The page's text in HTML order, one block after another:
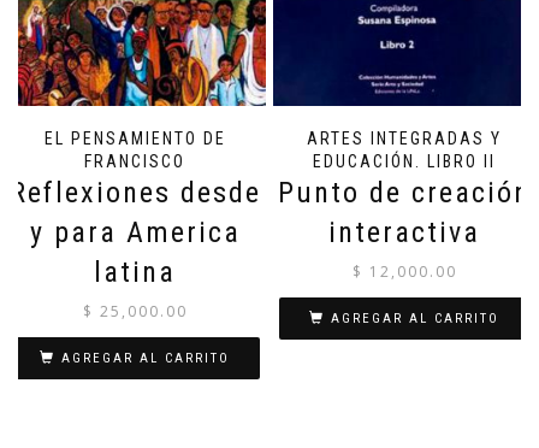
EL PENSAMIENTO DE
FRANCISCO
Reflexiones desde
y para America
latina
$ 25,000.00
AGREGAR AL CARRITO
ARTES INTEGRADAS Y
EDUCACIÓN. LIBRO II
Punto de creación
interactiva
$ 12,000.00
AGREGAR AL CARRITO